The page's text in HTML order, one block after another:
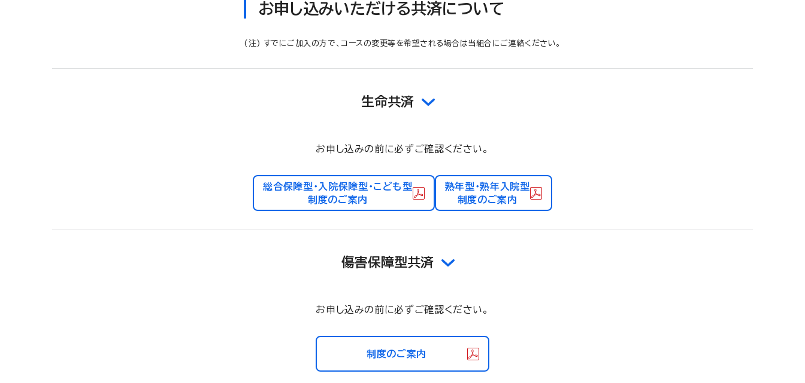
お申し込みいただける共済について
すでにご加入の方で、コースの変更等を希望される場合は当組合にご連絡ください。
生命共済
お申し込みの前に必ずご確認ください。
総合保障型・入院保障型・こども型
制度のご案内
熟年型・熟年入院型
制度のご案内
傷害保障型共済
お申し込みの前に必ずご確認ください。
制度のご案内